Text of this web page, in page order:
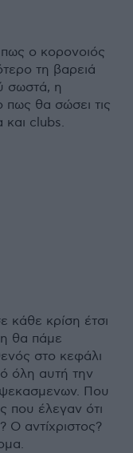
ο κορονοιός
τη βαρειά
σωστά, η
πως θα σώσει τις
και clubs.
κάθε κρίση έτσι
θα πάμε
στο κεφάλι
όλη αυτή την
ψεκασμενων. Που
που έλεγαν ότι
αντίχριστος?